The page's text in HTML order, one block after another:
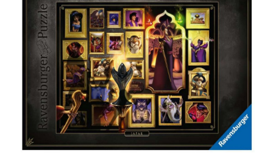
Para Canarias,
Ceuta y Melilla
populares
Bono
Nuestros
vendedores